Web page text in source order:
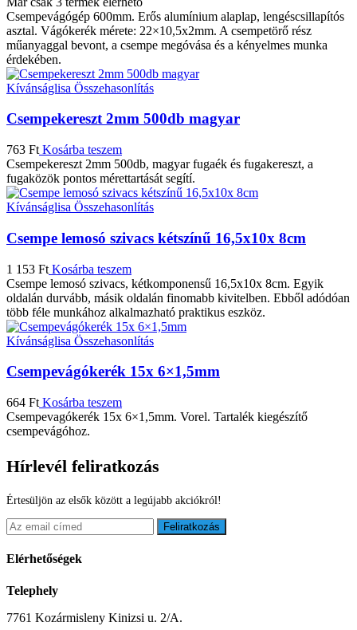
Csempevágógép 600mm. Erős alumínium alaplap, lengéscsillapítós
asztal. Vágókerék mérete: 22×10,5x2mm. A csempetörő rész
műanyaggal bevont, a csempe megóvása és a kényelmes munka
érdekében.
Kívánságlisa Összehasonlítás
Csempekereszt 2mm 500db magyar
763 Ft Kosárba teszem
Csempekereszt 2mm 500db, magyar fugaék és fugakereszt, a
fugaközök pontos mérettartását segítí.
Kívánságlisa Összehasonlítás
Csempe lemosó szivacs kétszínű 16,5x10x 8cm
1 153 Ft Kosárba teszem
Csempe lemosó szivacs, kétkomponensű 16,5x10x 8cm. Egyik
oldalán durvább, másik oldalán finomabb kivitelben. Ebből adódóan
több féle munkához alkalmazható praktikus eszköz.
Kívánságlisa Összehasonlítás
Csempevágókerék 15x 6×1,5mm
664 Ft Kosárba teszem
Csempevagókerék 15x 6×1,5mm. Vorel. Tartalék kiegészítő
csempevágóhoz.
Hírlevél feliratkozás
Értesüljön az elsők között a legújabb akciókról!
Feliratkozás
Elérhetőségek
Telephely
7761 Kozármisleny Kinizsi u. 2/A.